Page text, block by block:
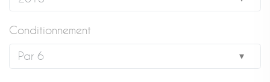
Conditionnement